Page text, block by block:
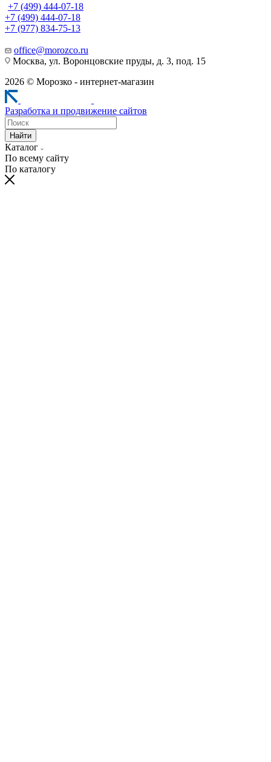
+7 (499) 444-07-18
+7 (499) 444-07-18
+7 (977) 834-75-13
office@morozco.ru
Москва, ул. Воронцовские пруды, д. 3, под. 15
2026 © Морозко - интернет-магазин
Разработка и продвижение сайтов
Найти
Каталог
По всему сайту
По каталогу